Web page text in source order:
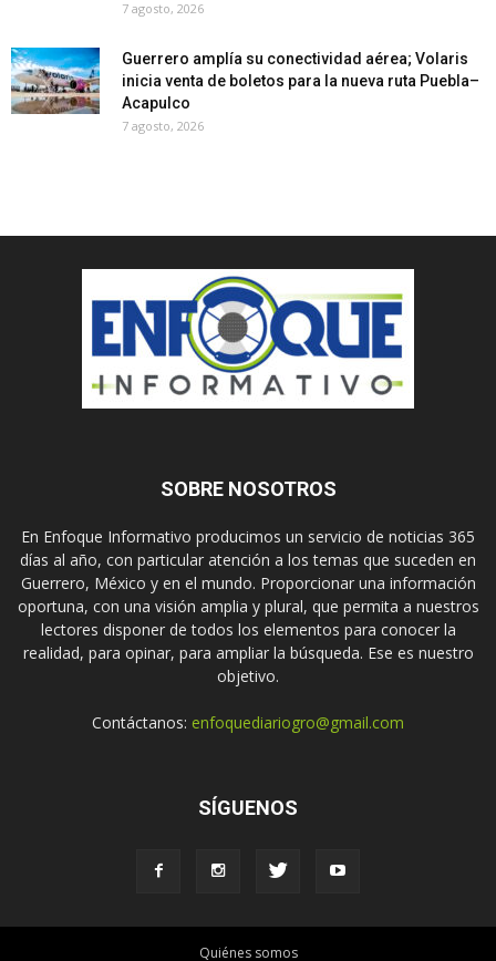
7 agosto, 2026
Guerrero amplía su conectividad aérea; Volaris
inicia venta de boletos para la nueva ruta Puebla–
Acapulco
7 agosto, 2026
SOBRE NOSOTROS
En Enfoque Informativo producimos un servicio de noticias 365
días al año, con particular atención a los temas que suceden en
Guerrero, México y en el mundo. Proporcionar una información
oportuna, con una visión amplia y plural, que permita a nuestros
lectores disponer de todos los elementos para conocer la
realidad, para opinar, para ampliar la búsqueda. Ese es nuestro
objetivo.
Contáctanos: enfoquediariogro@gmail.com
SÍGUENOS
Quiénes somos